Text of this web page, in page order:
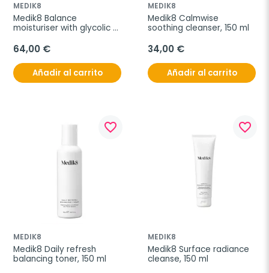
MEDIK8
Medik8 Balance
moisturiser with glycolic
64,00 €
Añadir al carrito
MEDIK8
Medik8 Calmwise
soothing cleanser, 150 ml
34,00 €
Añadir al carrito
favorite_border
MEDIK8
Medik8 Daily refresh
balancing toner, 150 ml
favorite_border
MEDIK8
Medik8 Surface radiance
cleanse, 150 ml